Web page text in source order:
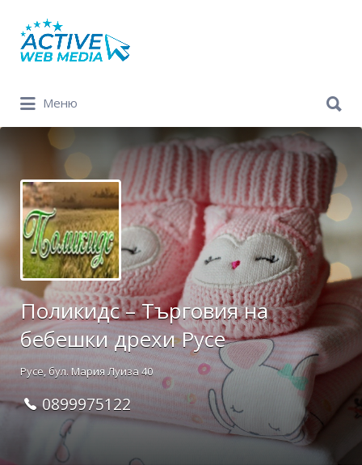
Search
for:
Меню
for:
Поликидс – Търговия на
бебешки дрехи Русе
Русе, бул. Мария Луиза 40
0899975122